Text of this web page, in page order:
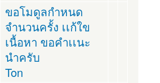
ขอโมดูลกำหนด
จำนวนครั้ง เเก้ใข
เนื้อหา ขอคำเเนะ
นำครับ
Ton